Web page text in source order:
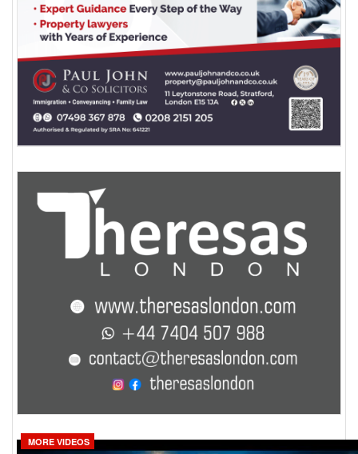
MORE VIDEOS